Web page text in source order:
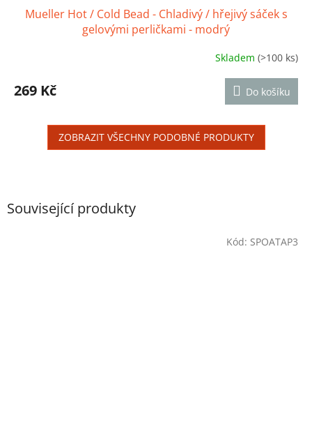
Související produkty
Kód: SPOATAP3
Mueller Hot / Cold Bead - Chladivý / hřejivý sáček s
gelovými perličkami - modrý
produktu
je
hvězdiček.
Skladem(>100 ks)
269 Kč Do košíku
ZOBRAZIT VŠECHNY PODOBNÉ PRODUKTY